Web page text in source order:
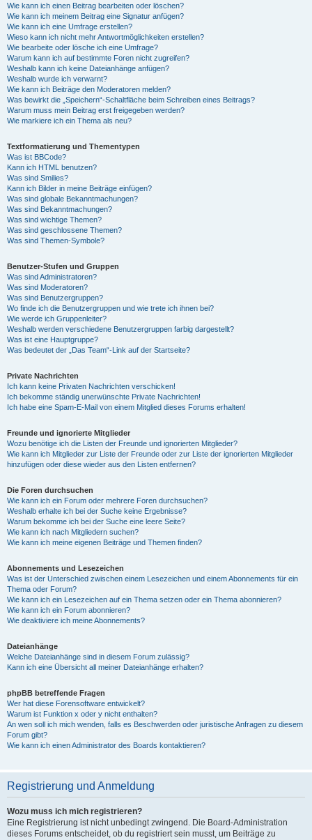
Wie kann ich einen Beitrag bearbeiten oder löschen?
Wie kann ich meinem Beitrag eine Signatur anfügen?
Wie kann ich eine Umfrage erstellen?
Wieso kann ich nicht mehr Antwortmöglichkeiten erstellen?
Wie bearbeite oder lösche ich eine Umfrage?
Warum kann ich auf bestimmte Foren nicht zugreifen?
Weshalb kann ich keine Dateianhänge anfügen?
Weshalb wurde ich verwarnt?
Wie kann ich Beiträge den Moderatoren melden?
Was bewirkt die „Speichern“-Schaltfläche beim Schreiben eines Beitrags?
Warum muss mein Beitrag erst freigegeben werden?
Wie markiere ich ein Thema als neu?
Textformatierung und Thementypen
Was ist BBCode?
Kann ich HTML benutzen?
Was sind Smilies?
Kann ich Bilder in meine Beiträge einfügen?
Was sind globale Bekanntmachungen?
Was sind Bekanntmachungen?
Was sind wichtige Themen?
Was sind geschlossene Themen?
Was sind Themen-Symbole?
Benutzer-Stufen und Gruppen
Was sind Administratoren?
Was sind Moderatoren?
Was sind Benutzergruppen?
Wo finde ich die Benutzergruppen und wie trete ich ihnen bei?
Wie werde ich Gruppenleiter?
Weshalb werden verschiedene Benutzergruppen farbig dargestellt?
Was ist eine Hauptgruppe?
Was bedeutet der „Das Team“-Link auf der Startseite?
Private Nachrichten
Ich kann keine Privaten Nachrichten verschicken!
Ich bekomme ständig unerwünschte Private Nachrichten!
Ich habe eine Spam-E-Mail von einem Mitglied dieses Forums erhalten!
Freunde und ignorierte Mitglieder
Wozu benötige ich die Listen der Freunde und ignorierten Mitglieder?
Wie kann ich Mitglieder zur Liste der Freunde oder zur Liste der ignorierten Mitglieder
hinzufügen oder diese wieder aus den Listen entfernen?
Die Foren durchsuchen
Wie kann ich ein Forum oder mehrere Foren durchsuchen?
Weshalb erhalte ich bei der Suche keine Ergebnisse?
Warum bekomme ich bei der Suche eine leere Seite?
Wie kann ich nach Mitgliedern suchen?
Wie kann ich meine eigenen Beiträge und Themen finden?
Abonnements und Lesezeichen
Was ist der Unterschied zwischen einem Lesezeichen und einem Abonnements für ein
Thema oder Forum?
Wie kann ich ein Lesezeichen auf ein Thema setzen oder ein Thema abonnieren?
Wie kann ich ein Forum abonnieren?
Wie deaktiviere ich meine Abonnements?
Dateianhänge
Welche Dateianhänge sind in diesem Forum zulässig?
Kann ich eine Übersicht all meiner Dateianhänge erhalten?
phpBB betreffende Fragen
Wer hat diese Forensoftware entwickelt?
Warum ist Funktion x oder y nicht enthalten?
An wen soll ich mich wenden, falls es Beschwerden oder juristische Anfragen zu diesem
Forum gibt?
Wie kann ich einen Administrator des Boards kontaktieren?
Registrierung und Anmeldung
Wozu muss ich mich registrieren?
Eine Registrierung ist nicht unbedingt zwingend. Die Board-Administration
dieses Forums entscheidet, ob du registriert sein musst, um Beiträge zu